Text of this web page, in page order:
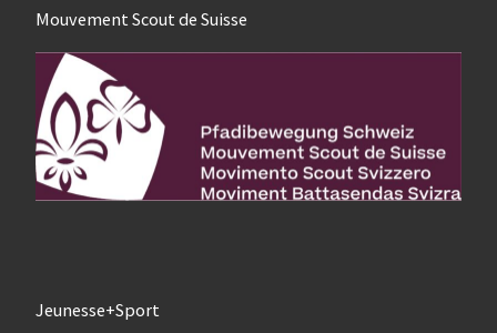
Mouvement Scout de Suisse
Jeunesse+Sport